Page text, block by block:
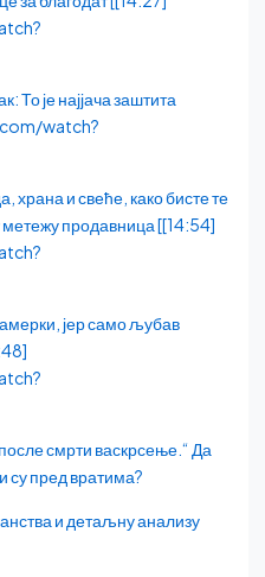
То је најјача заштита
watch?
храна и свеће, како бисте те
метежу продавница [[14:54]
јер само љубав
смрти васкрсење.“ Да
су пред вратима?
и детаљну анализу